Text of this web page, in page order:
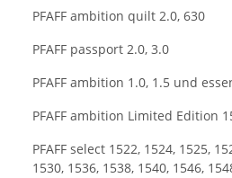
PFAFF ambition quilt 2.0, 630
PFAFF passport 2.0, 3.0
PFAFF ambition 1.0, 1.5 und
PFAFF ambition Limited Edition
PFAFF select 1522, 1524, 1525,
1530, 1536, 1538, 1540, 1546,